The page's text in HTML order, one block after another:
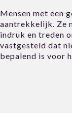
Mensen met een
aantrekkelijk. Ze
indruk en treden
vastgesteld dat
bepalend is voor